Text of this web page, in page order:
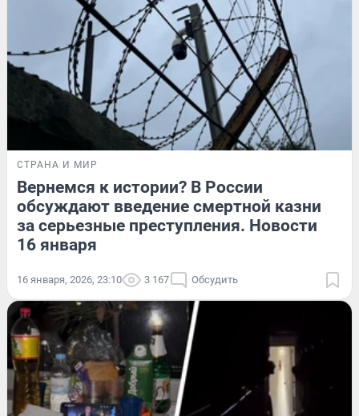
СТРАНА И МИР
Вернемся к истории? В России
обсуждают введение смертной казни
за серьезные преступления. Новости
16 января
16 января, 2026, 23:10 3 167 Обсудить